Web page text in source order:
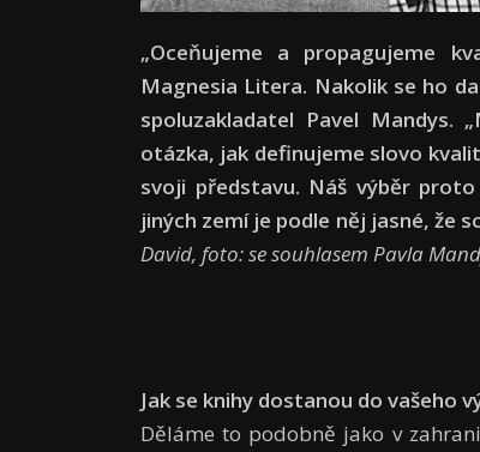
„Oceňujeme a propagujeme
Magnesia Litera. Nakolik se ho
spoluzakladatel Pavel Mandys.
otázka, jak definujeme slovo
svoji představu. Náš výběr
jiných zemí je podle něj jasné, že
David, foto: se souhlasem Pavla
Jak se knihy dostanou do vašeho
Děláme to podobně jako v